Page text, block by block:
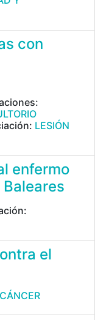
con
LESIÓN
enfermo
el
CÁNCER